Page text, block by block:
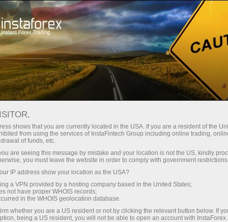
เกี่ยวกับ InstaForex
ข่าวบริษัท
คุณต้องการที่จะทราบเกี่ยวกับเหตุการณ์ปัจจุบัน
ทั้งหมด,การแข่งขันและการเปลี่ยนแปลงใน แล้วยินดี
ต้อนรับสู่หน้าข่าวที่วัสดุเกี่ยวกับสิ่งที่สำคัญที่สุดที่มี
ประโยชน์และน่าสนใจมีการตีพิม
shows that you are currently located in the USA. If you are a resident of the
from using the services of InstaFintech Group including online trading,
of funds, etc.
are seeing this message by mistake and your location is not the US, kindly
you must leave the website in order to comply with government
IP address show your location as the USA?
a VPN provided by a hosting company based in the United States;
not have proper WHOIS records;
in the WHOIS geolocation database.
whether you are a US resident or not by clicking the relevant button below. If
being a US resident, you will not be able to open an account with InstaForex